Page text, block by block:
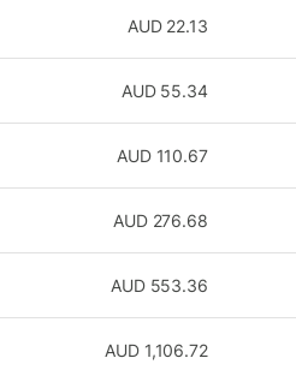
22.13
AUD
55.34
AUD
110.67
AUD
276.68
AUD
553.36
AUD
1,106.72
AUD